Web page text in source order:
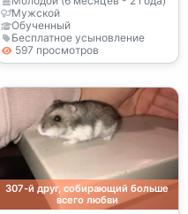
+447393160284
Мужской
Обученный
Бесплатное усыновление
597 просмотров
307-й друг, собирающий больше
всего любви